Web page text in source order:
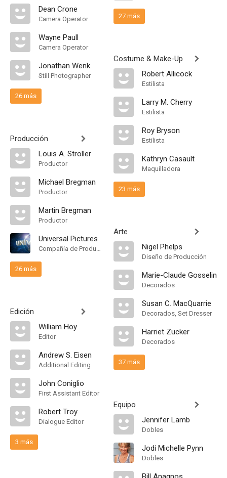
Dean Crone
Camera Operator
Wayne Paull
Camera Operator
Jonathan Wenk
Still Photographer
26 más
Producción
Louis A. Stroller
Productor
Michael Bregman
Productor
Martin Bregman
Productor
Universal Pictures
Compañía de Produccion
26 más
Edición
William Hoy
Editor
Andrew S. Eisen
Additional Editing
John Coniglio
First Assistant Editor
Robert Troy
Dialogue Editor
3 más
27 más
Costume & Make-Up
Robert Allicock
Estilista
Larry M. Cherry
Estilista
Roy Bryson
Estilista
Kathryn Casault
Maquilladora
23 más
Arte
Nigel Phelps
Diseño de Producción
Marie-Claude Gosselin
Decorados
Susan C. MacQuarrie
Decorados, Set Dresser
Harriet Zucker
Decorados
37 más
Equipo
Jennifer Lamb
Dobles
Jodi Michelle Pynn
Dobles